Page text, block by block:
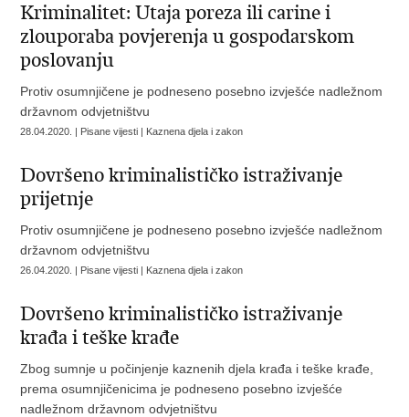
Kriminalitet: Utaja poreza ili carine i
zlouporaba povjerenja u gospodarskom
poslovanju
Protiv osumnjičene je podneseno posebno izvješće nadležnom
državnom odvjetništvu
28.04.2020. | Pisane vijesti | Kaznena djela i zakon
Dovršeno kriminalističko istraživanje
prijetnje
Protiv osumnjičene je podneseno posebno izvješće nadležnom
državnom odvjetništvu
26.04.2020. | Pisane vijesti | Kaznena djela i zakon
Dovršeno kriminalističko istraživanje
krađa i teške krađe
Zbog sumnje u počinjenje kaznenih djela krađa i teške krađe,
prema osumnjičenicima je podneseno posebno izvješće
nadležnom državnom odvjetništvu